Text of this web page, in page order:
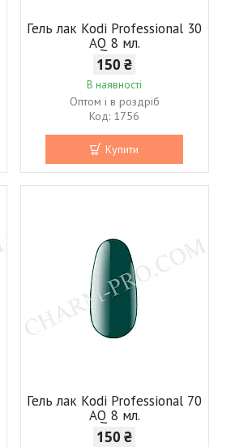
Гель лак Kodi Professional 30
AQ 8 мл.
150 ₴
В наявності
Оптом і в роздріб
1756
Купити
Гель лак Kodi Professional 70
AQ 8 мл.
150 ₴